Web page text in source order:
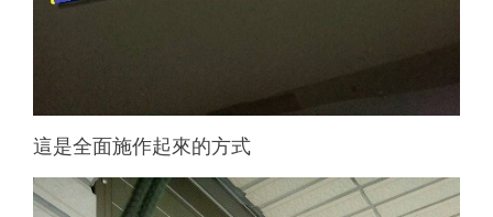
這是全面施作起來的方式